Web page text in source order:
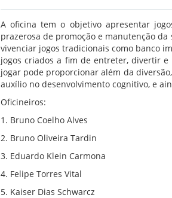
A oficina tem o objetivo apresentar
prazerosa de promoção e manutenção
vivenciar jogos tradicionais como banco
jogos criados a fim de entreter, divertir
jogar pode proporcionar além da
auxílio no desenvolvimento cognitivo, e
Oficineiros:
1. Bruno Coelho Alves
2. Bruno Oliveira Tardin
3. Eduardo Klein Carmona
4. Felipe Torres Vital
5. Kaiser Dias Schwarcz